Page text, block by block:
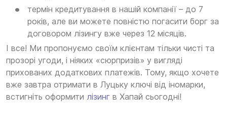
термін кредитування в нашій компанії – до 7
років, але ви можете повністю погасити борг за
договором лізингу вже через 12 місяців.
І все! Ми пропонуємо своїм клієнтам тільки чисті та
прозорі угоди, і ніяких «сюрпризів» у вигляді
прихованих додаткових платежів. Тому, якщо хочете
вже завтра отримати в Луцьку ключі від іномарки,
встигніть оформити лізинг в Хапай сьогодні!